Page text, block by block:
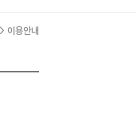
> 이용안내